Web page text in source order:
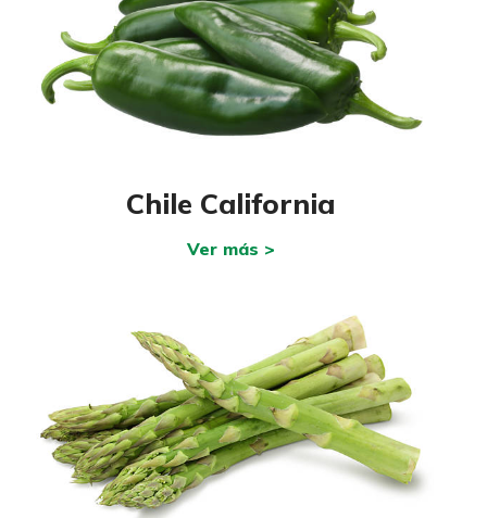
Chile California
Ver más >